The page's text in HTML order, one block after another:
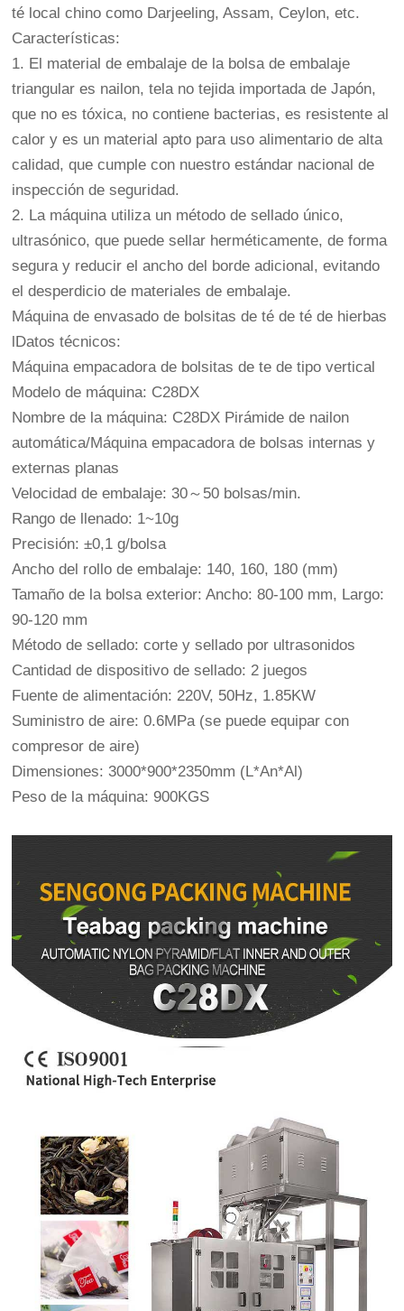
té local chino como Darjeeling, Assam, Ceylon, etc.
Características:
1. El material de embalaje de la bolsa de embalaje
triangular es nailon, tela no tejida importada de Japón,
que no es tóxica, no contiene bacterias, es resistente al
calor y es un material apto para uso alimentario de alta
calidad, que cumple con nuestro estándar nacional de
inspección de seguridad.
2. La máquina utiliza un método de sellado único,
ultrasónico, que puede sellar herméticamente, de forma
segura y reducir el ancho del borde adicional, evitando
el desperdicio de materiales de embalaje.
Máquina de envasado de bolsitas de té de té de hierbas
lDatos técnicos:
Máquina empacadora de bolsitas de te de tipo vertical
Modelo de máquina: C28DX
Nombre de la máquina: C28DX Pirámide de nailon
automática/Máquina empacadora de bolsas internas y
externas planas
Velocidad de embalaje: 30～50 bolsas/min.
Rango de llenado: 1~10g
Precisión: ±0,1 g/bolsa
Ancho del rollo de embalaje: 140, 160, 180 (mm)
Tamaño de la bolsa exterior: Ancho: 80-100 mm, Largo:
90-120 mm
Método de sellado: corte y sellado por ultrasonidos
Cantidad de dispositivo de sellado: 2 juegos
Fuente de alimentación: 220V, 50Hz, 1.85KW
Suministro de aire: 0.6MPa (se puede equipar con
compresor de aire)
Dimensiones: 3000*900*2350mm (L*An*Al)
Peso de la máquina: 900KGS